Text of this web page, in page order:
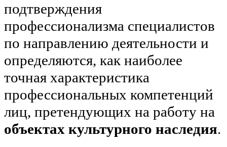
подтверждения
профессионализма специалистов
по направлению деятельности и
определяются, как наиболее
точная характеристика
профессиональных компетенций
лиц, претендующих на работу на
объектах культурного наследия.